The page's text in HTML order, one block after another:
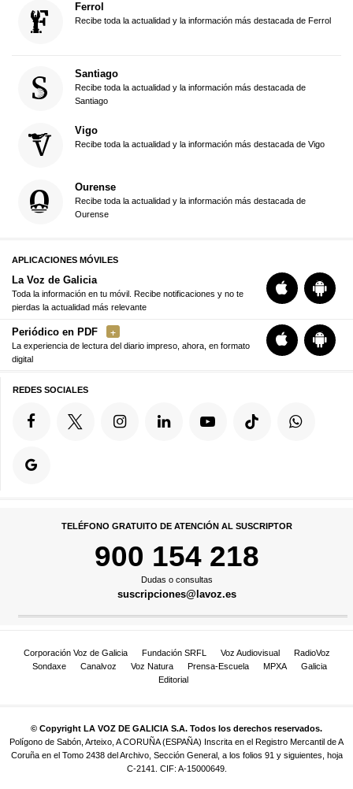
Ferrol
Recibe toda la actualidad y la información más destacada de Ferrol
Santiago
Recibe toda la actualidad y la información más destacada de
Santiago
Vigo
Recibe toda la actualidad y la información más destacada de Vigo
Ourense
Recibe toda la actualidad y la información más destacada de
Ourense
APLICACIONES MÓVILES
La Voz de Galicia
Toda la información en tu móvil. Recibe notificaciones y no te
pierdas la actualidad más relevante
Periódico en PDF
La experiencia de lectura del diario impreso, ahora, en formato
digital
REDES SOCIALES
TELÉFONO GRATUITO DE ATENCIÓN AL SUSCRIPTOR
900 154 218
Dudas o consultas
suscripciones@lavoz.es
Corporación Voz de Galicia Fundación SRFL Voz Audiovisual
RadioVoz
Sondaxe
Canalvoz Voz Natura Prensa-Escuela MPXA
Galicia
Editorial
© Copyright LA VOZ DE GALICIA S.A. Todos los derechos reservados.
Polígono de Sabón, Arteixo, A CORUÑA (ESPAÑA) Inscrita en el Registro Mercantil de A
Coruña en el Tomo 2438 del Archivo, Sección General, a los folios 91 y siguientes, hoja
C-2141. CIF: A-15000649.